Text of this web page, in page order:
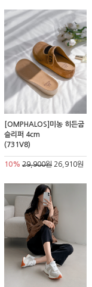
[OMPHALOS]미농 히든굽
슬리퍼 4cm
(731V8)
10% 29,900원 26,910원